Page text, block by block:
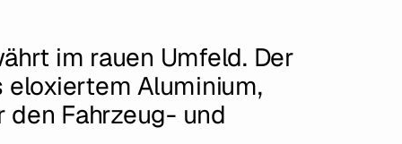
im rauen Umfeld. Der
Aluminium,
Fahrzeug- und